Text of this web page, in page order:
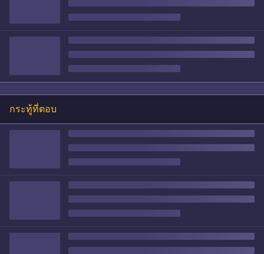
กระทู้ที่ตอบ